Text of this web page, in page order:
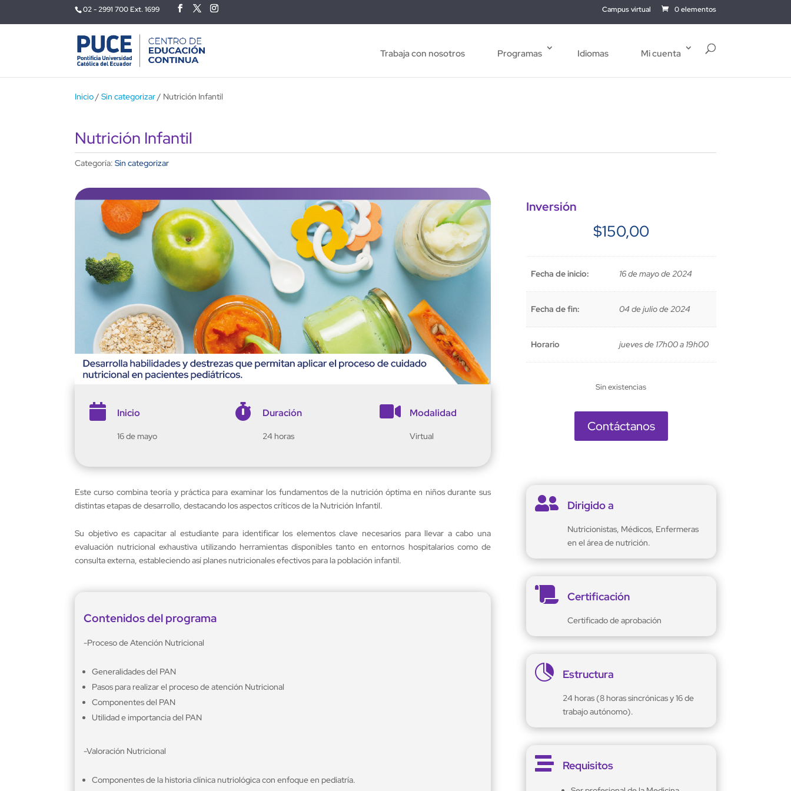
02 - 2991 700 Ext. 1699 Campus virtual 0 elementos
Trabaja con nosotros Programas Idiomas Mi cuenta
Inicio/ Sin categorizar/ Nutrición Infantil
Nutrición Infantil
Categoría: Sin categorizar
 Inicio
16 de mayo
 Duración
24 horas
 Modalidad
Virtual
Inversión
$150,00
Fecha de inicio: 16 de mayo de 2024
Fecha de fin: 04 de julio de 2024
Horario jueves de 17h00 a 19h00
Sin existencias
Contáctanos
Este curso combina teoría y práctica para examinar los fundamentos de la nutrición óptima en niños durante sus
distintas etapas de desarrollo, destacando los aspectos críticos de la Nutrición Infantil.
Su objetivo es capacitar al estudiante para identificar los elementos clave necesarios para llevar a cabo una
evaluación nutricional exhaustiva utilizando herramientas disponibles tanto en entornos hospitalarios como de
consulta externa, estableciendo así planes nutricionales efectivos para la población infantil.
Contenidos del programa
-Proceso de Atención Nutricional
Generalidades del PAN
Pasos para realizar el proceso de atención Nutricional
Componentes del PAN
Utilidad e importancia del PAN
-Valoración Nutricional
Componentes de la historia clínica nutriológica con enfoque en pediatría.
 Dirigido a
Nutricionistas, Médicos, Enfermeras
en el área de nutrición.
 Certificación
Certificado de aprobación
 Estructura
24 horas (8 horas sincrónicas y 16 de
trabajo autónomo).
 Requisitos